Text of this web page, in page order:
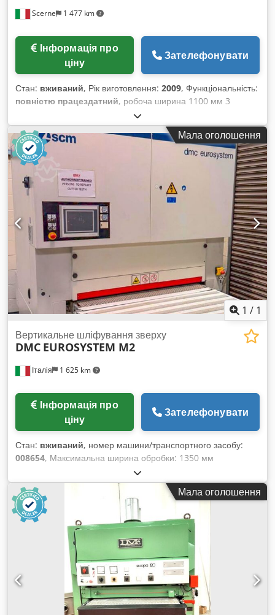
Scerne 1 477 km
ціну
Зателефонувати
Стан: вживаний, Рік виготовлення: 2009, Функціональність:
повністю працездатний, робоча ширина 1100 мм 3
внутрішні групи операторів 1 зовнішня група операторів
Chjdpoznm S Tjfx Ag Uja охолодження стрічок за
допомогою рідини
Мала оголошення
1 / 1
Італія 1 625 km
Вертикальне шліфування зверху
DMC EUROSYSTEM M2
ціну
Зателефонувати
Стан: вживаний, номер машини/транспортного засобу:
008654, Максимальна ширина обробки: 1350 мм
Мінімальна товщина обробки: 3 мм Chsdpfjzpfbiox Ag Usa
Робочий стіл: регульований Вакуумний килимок: так
Кількість робочих вузлів: 2 шт. Наявність окремого відсіку
для нанесення покриття: так
Мала оголошення